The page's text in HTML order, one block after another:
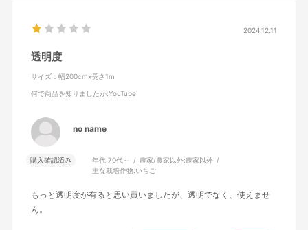
2024.12.11
透明度
サイズ：幅200cmx長さ1m
何で商品を知りましたか:YouTube
no name
購入確認済み 年代:70代～ 農家/農家以外:農家以外
主な栽培作物:いちご
もっと透明度が有ると思い買いましたが、透明でなく、使えませ
ん。